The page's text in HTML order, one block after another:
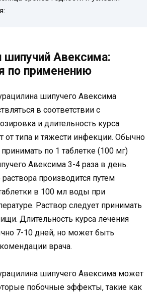
шипучий Авексима:
по применению
шипучего Авексима
в соответствии с
и длительность курса
от типа и тяжести инфекции. Обычно
по 1 таблетке (100 мг)
Авексима 3-4 раза в день.
производится путем
в 100 мл воды при
Раствор следует принимать
Длительность курса лечения
7-10 дней, но может быть
врача.
шипучего Авексима может
побочные эффекты, такие как